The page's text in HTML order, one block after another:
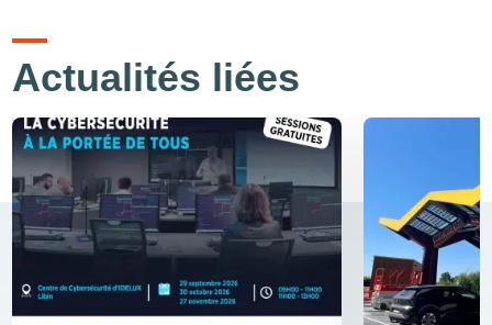
Actualités liées